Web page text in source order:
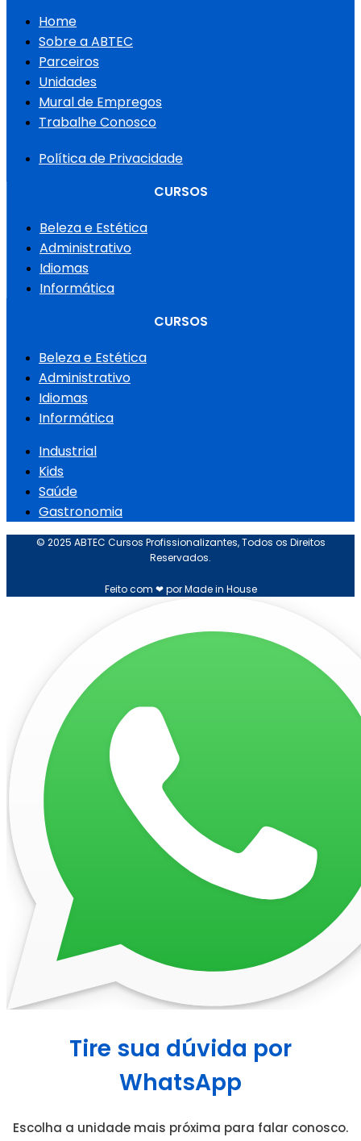
Home
Sobre a ABTEC
Parceiros
Unidades
Mural de Empregos
Trabalhe Conosco
Política de Privacidade
CURSOS
Beleza e Estética
Administrativo
Idiomas
Informática
CURSOS
Beleza e Estética
Administrativo
Idiomas
Informática
Industrial
Kids
Saúde
Gastronomia
© 2025 ABTEC Cursos Profissionalizantes, Todos os Direitos
Reservados.
Feito com ❤ por Made in House
Tire sua dúvida por
WhatsApp
Escolha a unidade mais próxima para falar conosco.